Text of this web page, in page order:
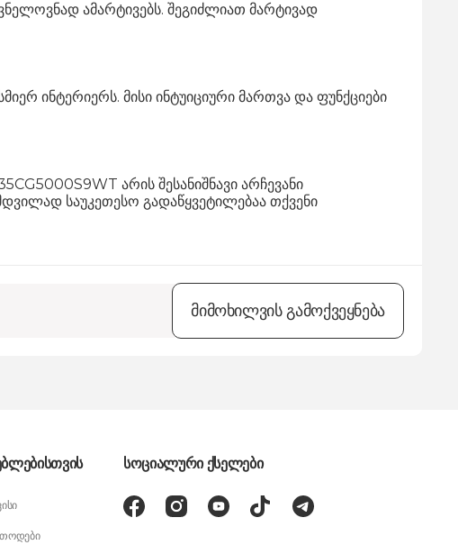
ამარტივებს. შეგიძლიათ მარტივად
ინტერიერს. მისი ინტუიციური მართვა და ფუნქციები
არის შესანიშნავი არჩევანი
საუკეთესო გადაწყვეტილებაა თქვენი
მიმოხილვის გამოქვეყნება
სოციალური ქსელები